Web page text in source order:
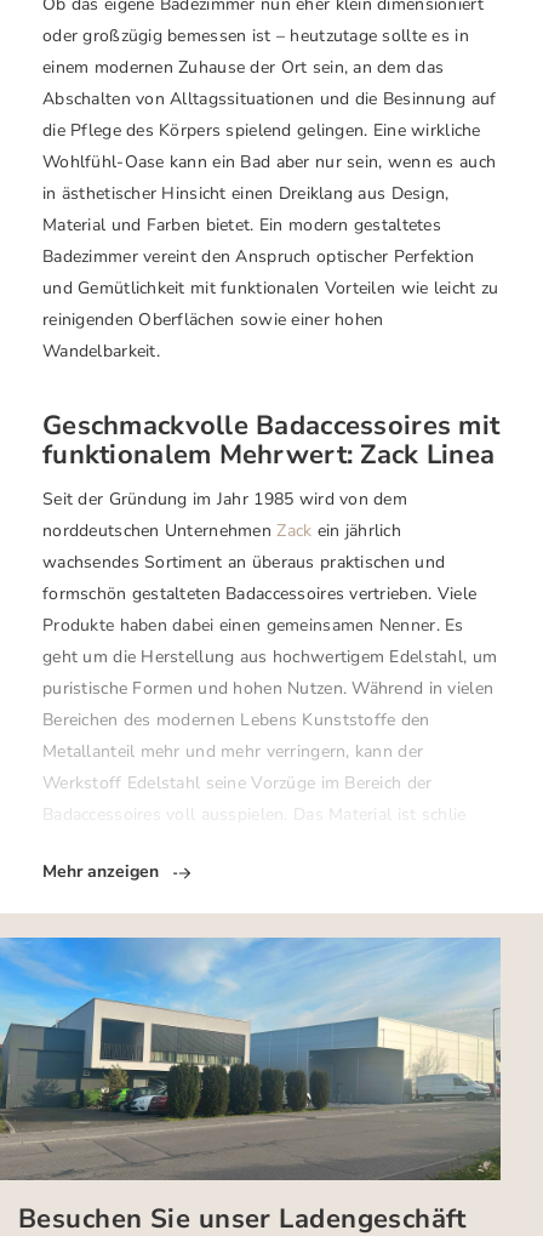
oder großzügig bemessen ist – heutzutage sollte es in
einem modernen Zuhause der Ort sein, an dem das
Abschalten von Alltagssituationen und die Besinnung auf
die Pflege des Körpers spielend gelingen. Eine wirkliche
Wohlfühl-Oase kann ein Bad aber nur sein, wenn es auch
in ästhetischer Hinsicht einen Dreiklang aus Design,
Material und Farben bietet. Ein modern gestaltetes
Badezimmer vereint den Anspruch optischer Perfektion
und Gemütlichkeit mit funktionalen Vorteilen wie leicht zu
reinigenden Oberflächen sowie einer hohen
Wandelbarkeit.
Geschmackvolle Badaccessoires mit
funktionalem Mehrwert: Zack Linea
Seit der Gründung im Jahr 1985 wird von dem
norddeutschen UnternehmenZack ein jährlich
wachsendes Sortiment an überaus praktischen und
formschön gestalteten Badaccessoires vertrieben. Viele
Produkte haben dabei einen gemeinsamen Nenner. Es
geht um die Herstellung aus hochwertigem Edelstahl, um
puristische Formen und hohen Nutzen. Während in vielen
Bereichen des modernen Lebens Kunststoffe den
Metallanteil mehr und mehr verringern, kann der
Werkstoff Edelstahl seine Vorzüge im Bereich der
Badaccessoires voll ausspielen. Das Material ist schlie
Mehr anzeigen
Besuchen Sie unser Ladengeschäft